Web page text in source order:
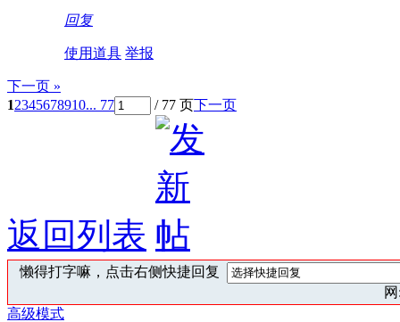
回复
使用道具 举报
下一页 »
12345678910... 77 / 77 页下一页
返回列表
懒得打字嘛，点击右侧快捷回复
高级模式